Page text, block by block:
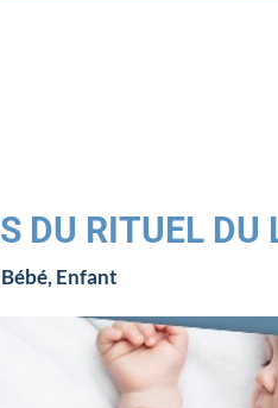
DU RITUEL DU
Bébé, Enfant